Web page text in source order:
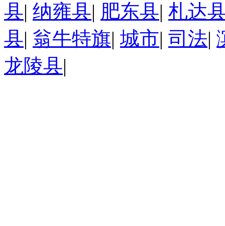
县| 纳雍县| 肥东县| 札达
县| 翁牛特旗| 城市| 司法|
龙陵县|